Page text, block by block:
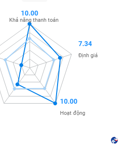
10.00
Khả năng thanh toán
7.34
Định giá
10.00
Hoạt động